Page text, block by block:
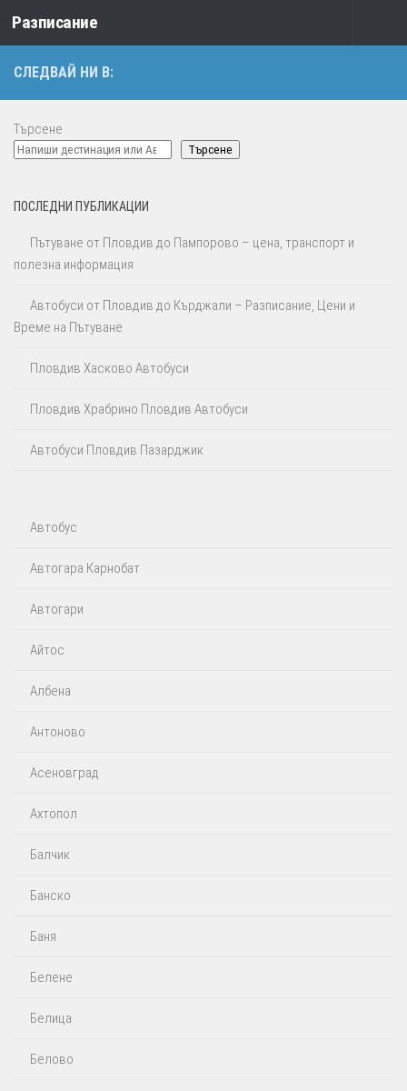
Към съдържанието
Разписание
СЛЕДВАЙ НИ В:
Търсене
Търсене
ПОСЛЕДНИ ПУБЛИКАЦИИ
Пътуване от Пловдив до Пампорово – цена, транспорт и
полезна информация
Автобуси от Пловдив до Кърджали – Разписание, Цени и
Време на Пътуване
Пловдив Хасково Автобуси
Пловдив Храбрино Пловдив Автобуси
Автобуси Пловдив Пазарджик
Автобус
Автогара Карнобат
Автогари
Айтос‎
Албена
Антоново
Асеновград
Ахтопол
Балчик
Банско
Баня
Белене
Белица
Белово